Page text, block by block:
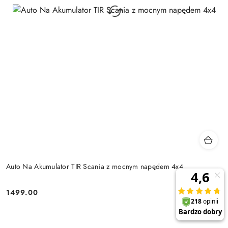
Auto Na Akumulator TIR Scania z mocnym napędem 4x4
Cena:
1499.00